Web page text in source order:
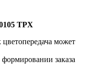
TPX
может
заказа